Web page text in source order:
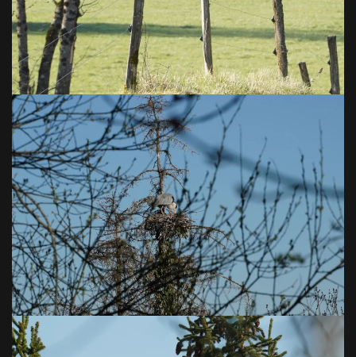
VOIR EN GRAND